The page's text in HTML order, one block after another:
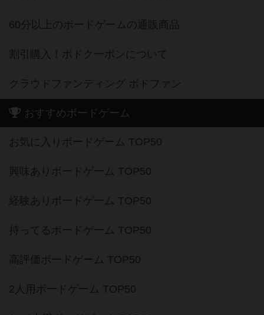
60分以上のボードゲームの通販商品
割引購入！ボドクーポンについて
クラウドファンディング ボドファン
おすすめボードゲーム
お気に入りボードゲーム TOP50
興味ありボードゲーム TOP50
経験ありボードゲーム TOP50
持ってるボードゲーム TOP50
高評価ボードゲーム TOP50
2人用ボードゲーム TOP50